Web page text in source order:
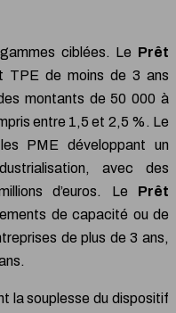
ciblées. Le Prêt
TPE de moins de 3 ans
montants de 50 000 à
entre 1,5 et 2,5 %. Le
PME développant un
avec des
d’euros. Le Prêt
de capacité ou de
de plus de 3 ans,
la souplesse du dispositif